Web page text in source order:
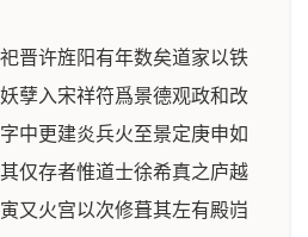
晋许旌阳有年数矣道家以铁
孽入宋祥符爲景德观政和改
中更建炎兵火至景定庚申如
仅存者惟道士徐希真之庐越
又火宫以次修葺其左有殿岿